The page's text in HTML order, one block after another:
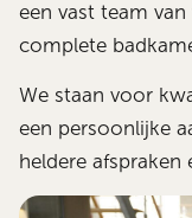
een vast team
complete
We staan voor
een persoonlijke
heldere afspraken